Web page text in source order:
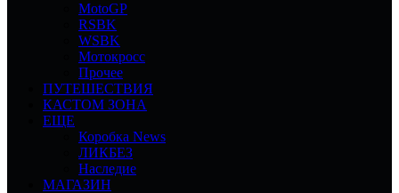
MotoGP
RSBK
WSBK
Мотокросс
Прочее
ПУТЕШЕСТВИЯ
КАСТОМ ЗОНА
ЕЩЕ
Коробка News
ЛИКБЕЗ
Наследие
МАГАЗИН